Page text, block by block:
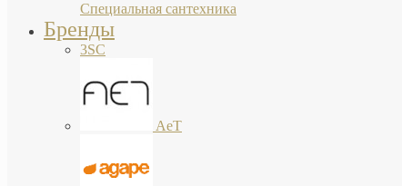
Специальная сантехника
Бренды
3SC
AeT